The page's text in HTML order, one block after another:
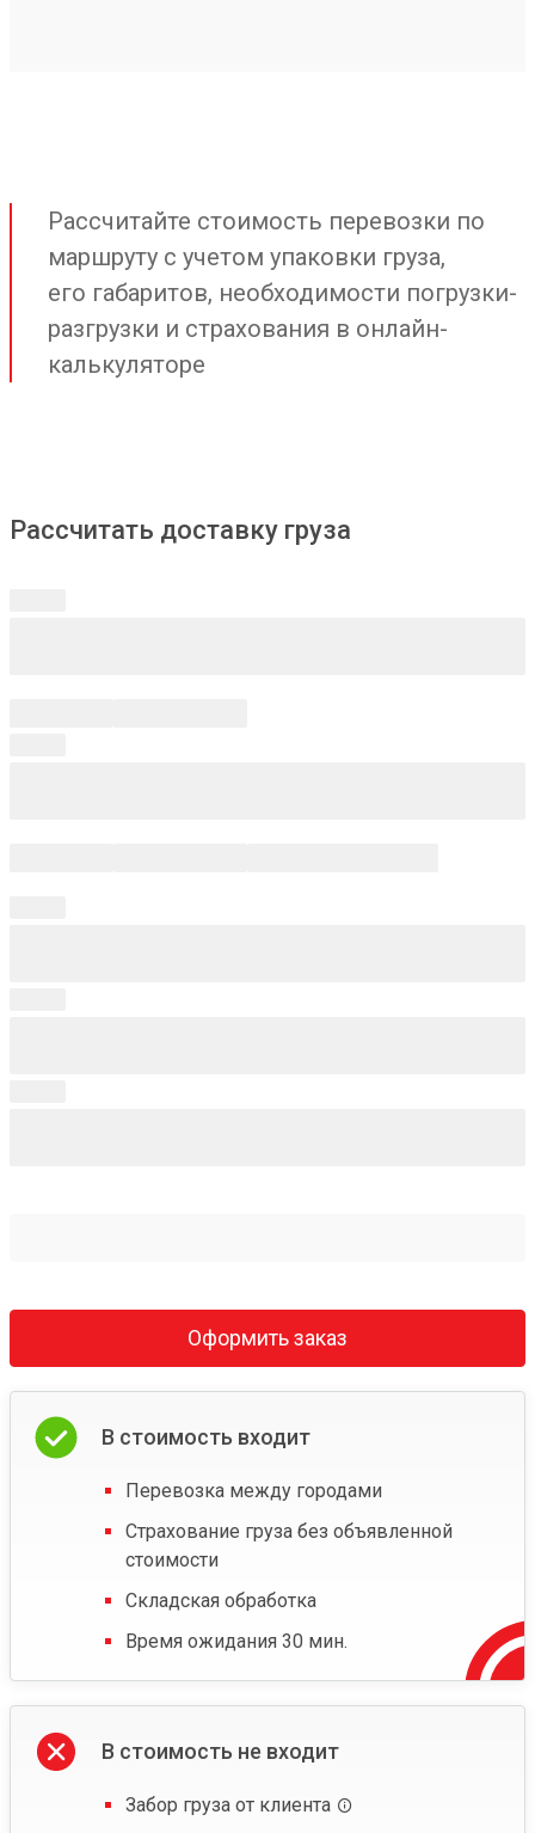
Рассчитайте стоимость перевозки по
маршруту с учетом упаковки груза,
его габаритов, необходимости погрузки-
разгрузки и страхования в онлайн-
калькуляторе
Рассчитать доставку груза
Оформить заказ
В стоимость входит
Перевозка между городами
Страхование груза без объявленной
стоимости
Складская обработка
Время ожидания 30 мин.
В стоимость не входит
Забор груза от клиента